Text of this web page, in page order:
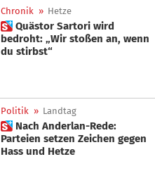
Chronik » Hetze
 Quästor Sartori wird
bedroht: „Wir stoßen an, wenn
du stirbst“
Politik » Landtag
 Nach Anderlan-Rede:
Parteien setzen Zeichen gegen
Hass und Hetze